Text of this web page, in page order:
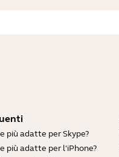
più adatte per Skype?
più adatte per l'iPhone?